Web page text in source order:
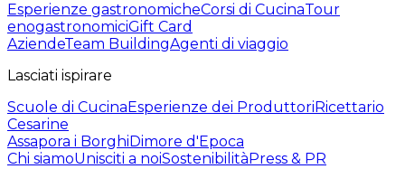
Esperienze gastronomicheCorsi di CucinaTour
enogastronomiciGift Card
AziendeTeam BuildingAgenti di viaggio
Lasciati ispirare
Scuole di CucinaEsperienze dei ProduttoriRicettario
Cesarine
Assapora i BorghiDimore d'Epoca
Chi siamoUnisciti a noiSostenibilitàPress & PR